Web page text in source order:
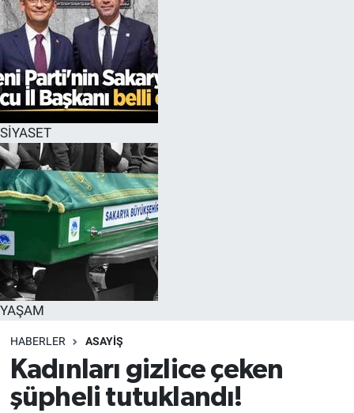
SİYASET
YAŞAM
HABERLER ASAYİŞ
Kadınları gizlice çeken
şüpheli tutuklandı!